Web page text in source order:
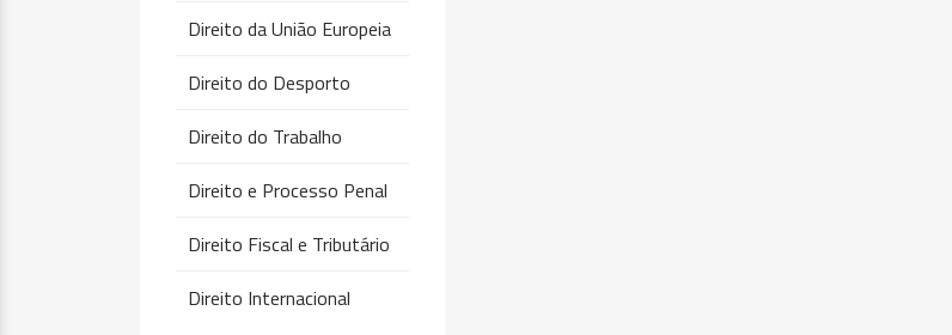
Direito da União Europeia
Direito do Desporto
Direito do Trabalho
Direito e Processo Penal
Direito Fiscal e Tributário
Direito Internacional